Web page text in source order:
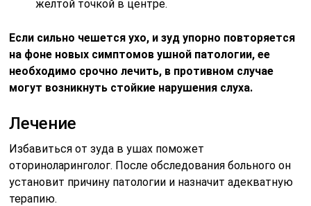
желтой точкой в центре.
Если сильно чешется ухо, и зуд упорно повторяется
на фоне новых симптомов ушной патологии, ее
необходимо срочно лечить, в противном случае
могут возникнуть стойкие нарушения слуха.
Лечение
Избавиться от зуда в ушах поможет
оториноларинголог. После обследования больного он
установит причину патологии и назначит адекватную
терапию.